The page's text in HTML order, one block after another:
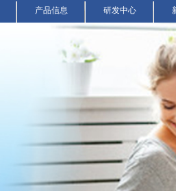
产品信息 研发中心